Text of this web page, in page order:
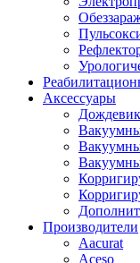
Аксессуары
Производители
Aacurat
Aceso